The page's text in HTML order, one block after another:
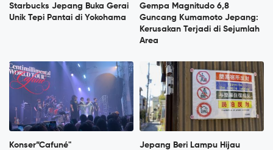
Starbucks Jepang Buka Gerai
Unik Tepi Pantai di Yokohama
Gempa Magnitudo 6,8
Guncang Kumamoto Jepang:
Kerusakan Terjadi di Sejumlah
Area
Konser”Cafuné"
Jepang Beri Lampu Hijau